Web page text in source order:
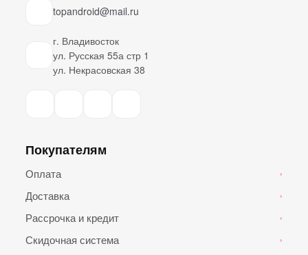
topandroid@mail.ru
г. Владивосток
ул. Русская 55а стр 1
ул. Некрасовская 38
Покупателям
Оплата ›
Доставка ›
Рассрочка и кредит ›
Скидочная система ›